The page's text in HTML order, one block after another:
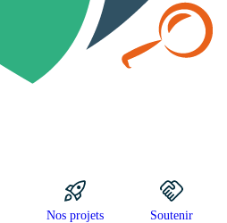
Nos projets Soutenir